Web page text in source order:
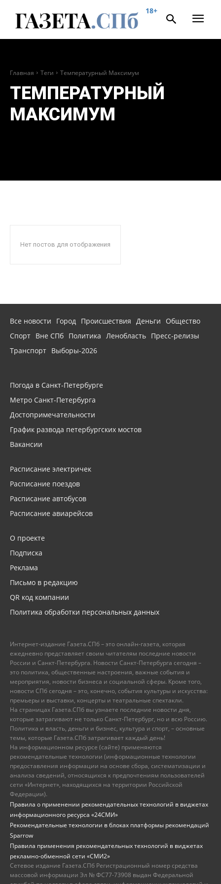
18+
Главная Теги Температурный Максимум
ТЕМПЕРАТУРНЫЙ
МАКСИМУМ
Нет постов для отображения
Все новости Город Происшествия Деньги
Общество
Спорт Вне СПб Политика Ленобласть Пресс-релизы
Транспорт Выборы-2026
Погода в Санкт-Петербурге
Метро Санкт-Петербурга
Достопримечательности
График развода петербургских мостов
Вакансии
Расписание электричек
Расписание поездов
Расписание автобусов
Расписание авиарейсов
О проекте
Подписка
Реклама
Письмо в редакцию
QR код компании
Политика обработки персональных данных
Интернет-издание Газета.СПб – это онлайн-газета, которая
ежедневно представляет своим читателям последние новости
России и Санкт-Петербурга. Новости Санкт-Петербурга сегодня –
это политика, общественные настроения, важные события и
мероприятия, новости бизнеса и социальной сферы. Кроме того,
новости СПб сегодня – это, конечно, события культуры и искусства:
премьеры и выставки, концерты и театральные спектакли.
На страницах Газета.СПб вы узнаете последние новости дня,
которые затрагивают не только Санкт-Петербург, но и всю Россию.
Политика и власть, деньги и бизнес, культура и спорт, – основные
темы, которые Газета.СПб затрагивает каждый день!
На информационном ресурсе (сайте) применяются
рекомендательные технологии (информационные технологии
предоставления информации на основе сбора, систематизации и
анализа сведений, относящихся к предпочтениям пользователей
сети «Интернет», находящихся на территории Российской
Федерации).
Правила о применении рекомендательных технологий в виджетах
информационного ресурса «24СМИ»
Рекомендательные технологии в блоках платформы рекомендаций
Sparrow
Правила применения рекомендательных технологий в виджетах
рекламно-обменной сети «СМИ2»
Сетевое издание Газета.СПб Регистрационный номер средства
массовой информации Эл № ФС77-73908 выдан Федеральной